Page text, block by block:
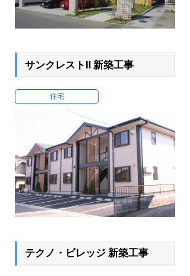
サンクレストⅡ 新築工事
住宅
テクノ・ビレッジ 新築工事